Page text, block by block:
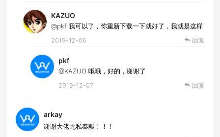
KAZUO
@pkf 我可以了，你重新下载一下就好了，我就是这样
2019-12-06 回复
pkf
@KAZUO 哦哦，好的，谢谢了
2019-12-07 回复
arkay
谢谢大佬无私奉献！！！